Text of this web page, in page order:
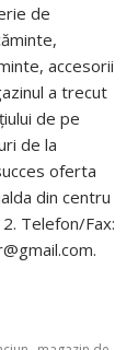
de
accesorii
a trecut
de pe
de la
oferta
din centru
Telefon/Fax: